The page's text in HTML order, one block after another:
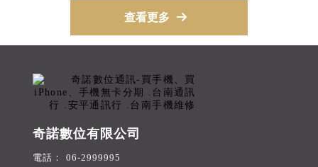
查看更多
奇諾數位有限公司
06-2999995